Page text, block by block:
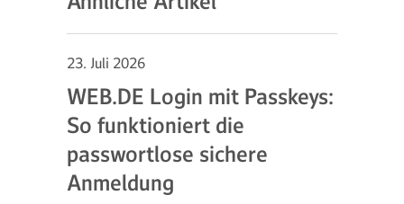
23. Juli 2026
WEB.DE Login mit Passkeys:
So funktioniert die
passwortlose sichere
Anmeldung